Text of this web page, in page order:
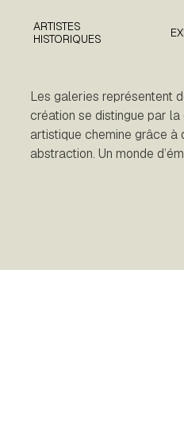
ARTISTES
HISTORIQUES
Les galeries représentent
création se distingue par
artistique chemine grâce à
abstraction. Un monde